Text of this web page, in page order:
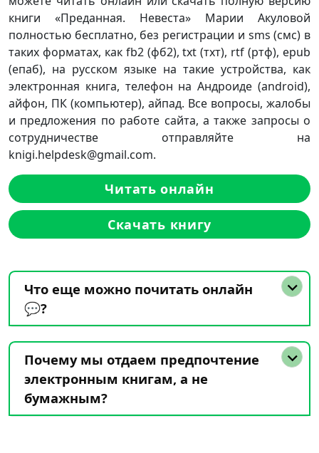
книги «Преданная. Невеста» Марии Акуловой
полностью бесплатно, без регистрации и sms (смс) в
таких форматах, как fb2 (фб2), txt (тхт), rtf (ртф), epub
(епаб), на русском языке на такие устройства, как
электронная книга, телефон на Андроиде (android),
айфон, ПК (компьютер), айпад. Все вопросы, жалобы
и предложения по работе сайта, а также запросы о
сотрудничестве отправляйте на
knigi.helpdesk@gmail.com.
Читать онлайн
Скачать книгу
Что еще можно почитать онлайн
💬?
Почему мы отдаем предпочтение
электронным книгам, а не
бумажным?